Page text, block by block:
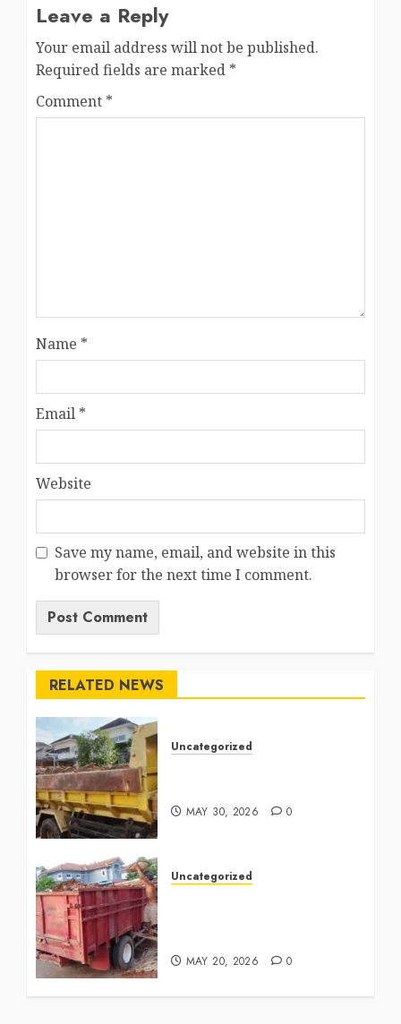
Leave a Reply
Your email address will not be published.
Required fields are marked *
Comment *
Name *
Email *
Website
Save my name, email, and website in this
browser for the next time I comment.
RELATED NEWS
Uncategorized
MAY 30, 2026 0
Uncategorized
MAY 20, 2026 0